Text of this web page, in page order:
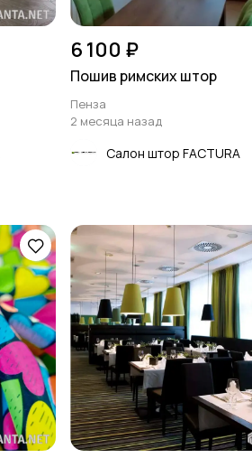
6 100 ₽
Пошив римских штор
Пенза
2 месяца назад
Салон штор FACTURA